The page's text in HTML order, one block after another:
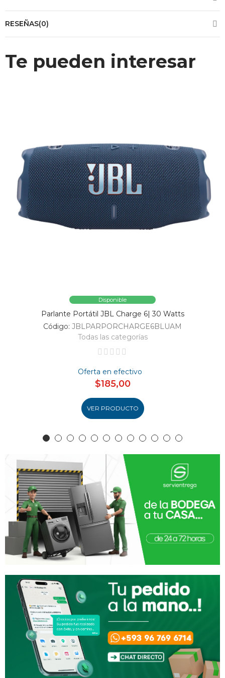
RESEÑAS(0)
Te pueden interesar
Disponible
Parlante Portátil JBL Charge 6| 30 Watts
Código: JBLPARPORCHARGE6BLUAM
Todas las categorías
Oferta en efectivo
$185,00
VER PRODUCTO